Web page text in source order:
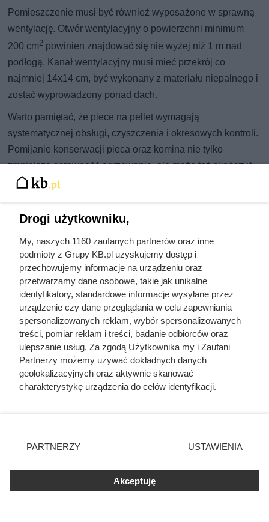
Pomieszczenie musi być również wyposażone w sprawną
wentylację. Otwór wentylacyjny o powierzchni minimum
200 cm2 powinien znajdować się nie wyżej niż 1 m nad
podłogą. Kanał wentylacyjny musi mieć przekrój co
najmniej 14x14 cm, być wykonany z materiału niepalnego i
zostać wyprowadzony ponad dach.
Warto pamiętać, że piece na pellet wymagają
systematycznej obsługi, czyszczenia i okresowych kontroli.
Pomijanie konserwacji pieca oraz komina nie tylko
zmniejsza sprawność ogrzewania, ale może też skończyć
się mandatem za brak obowiązkowego przeglądu
Traktowali ją jak zabawkę i przekazywali
z rąk do rąk. Niewiarygodne losy słynnej
skandalistki
Najgorsza noc poślubna w dziejach
Wawelu. Batory zrobił to tylko trzy razy
Żona Sienkiewicza uciekła podczas
podróży poślubnej. Powód do dziś
Zrobili z żony cesarza „nierządnicę” i
przypisali jej 25 mężczyzn jednej nocy.
Tak Rzym pozbył się zbyt ambitnej
kobiety
Smarowali ciało miodem i zamykali
Drogi użytkowniku,
My, naszych 1160 zaufanych partnerów oraz inne
podmioty z Grupy KB.pl uzyskujemy dostęp i
przechowujemy informacje na urządzeniu oraz
przetwarzamy dane osobowe, takie jak unikalne
identyfikatory, standardowe informacje wysyłane przez
urządzenie czy dane przeglądania w celu zapewniania
spersonalizowanych reklam, wybór spersonalizowanych
treści, pomiar reklam i treści, badanie odbiorców oraz
ulepszanie usług. Za zgodą Użytkownika my i Zaufani
Partnerzy możemy używać dokładnych danych
geolokalizacyjnych oraz aktywnie skanować
charakterystykę urządzenia do celów identyfikacji.
zmienić/wycofać klikając przycisk ustawień prywatności
znajdujący się w lewym dolnym rogu strony. Niektóre
użytkownika, ale masz prawo sprzeciwić się takiemu
przetwarzaniu. Preferencje będą miały zastosowania tylko
PARTNERZY USTAWIENIA
Akceptuję